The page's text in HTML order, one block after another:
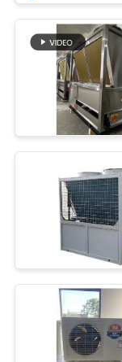
SITEMAP
ΠΟΛΙΤΙΚΉ